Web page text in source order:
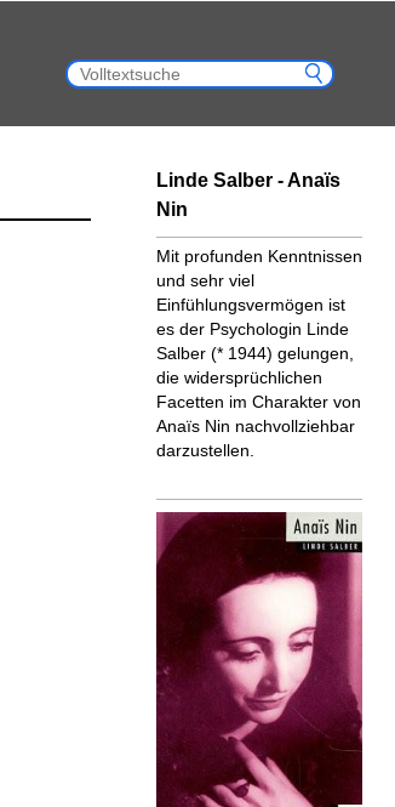
Linde Salber - Anaïs
Nin
Mit profunden Kenntnissen
und sehr viel
Einfühlungsvermögen ist
es der Psychologin Linde
Salber (* 1944) gelungen,
die widersprüchlichen
Facetten im Charakter von
Anaïs Nin nachvollziehbar
darzustellen.